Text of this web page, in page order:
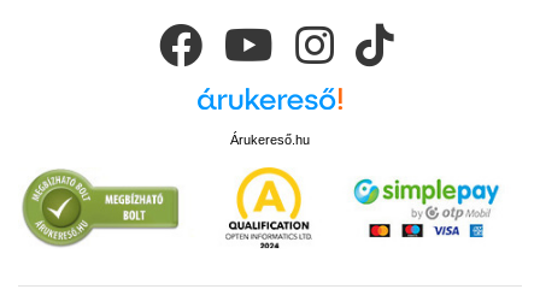
Árukereső.hu